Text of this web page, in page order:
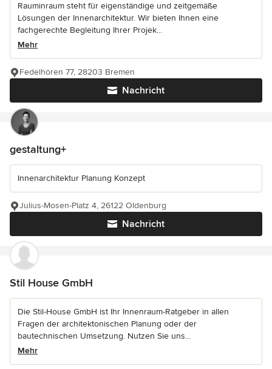
Rauminraum steht für eigenständige und zeitgemäße
Lösungen der Innenarchitektur. Wir bieten Ihnen eine
fachgerechte Begleitung Ihrer Projek...
Mehr
Nachricht
Fedelhören 77, 28203 Bremen
gestaltung+
Innenarchitektur Planung Konzept
Nachricht
Julius-Mosen-Platz 4, 26122 Oldenburg
Stil House GmbH
Die Stil-House GmbH ist Ihr Innenraum-Ratgeber in allen
Fragen der architektonischen Planung oder der
bautechnischen Umsetzung. Nutzen Sie uns...
Mehr